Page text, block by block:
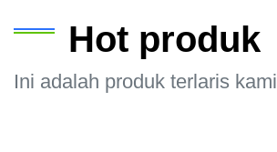
Hot produk
Ini adalah produk terlaris kami